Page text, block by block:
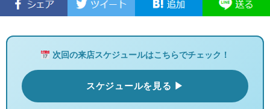
次回の来店スケジュールはこちらでチェック！
スケジュールを見る ▶